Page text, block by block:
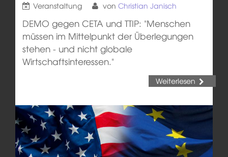
Veranstaltung von Christian Janisch
DEMO gegen CETA und TTIP: "Menschen
müssen im Mittelpunkt der Überlegungen
stehen - und nicht globale
Wirtschaftsinteressen."
Weiterlesen